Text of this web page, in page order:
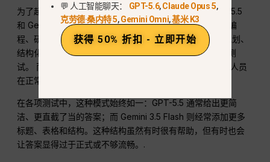
为了超越泛泛而谈的论断，我们在 GlobalGPT 上对 GPT-5.5
和 Gemini 3.5 Flash 进行了七项日常任务的测试：写作、编
程、研究综述、定价建议、Google Workspace 工作流规划、
结构化表格分析以及杂乱笔记整理。这些并非实验室基准测
试。 而是咨询顾问、学生、市场营销人员、分析师或开发人员
在正常工作日里可能实际处理的实用任务。.
在各项测试中，这种模式始终如一：GPT-5.5 通常给出更简
洁、更直截了当的答案；而 Gemini 3.5 Flash 则经常添加更多
标题、表格和结构。这种结构虽然有时很有帮助，但有时也会
让答案显得过于正式或不够流畅。.
💬 人工智能聊天： GPT-5.6,Claude Opus 5,
克劳德·桑内特 5,Gemini Omni,基米 K3
获得 50% 折扣 - 立即开始